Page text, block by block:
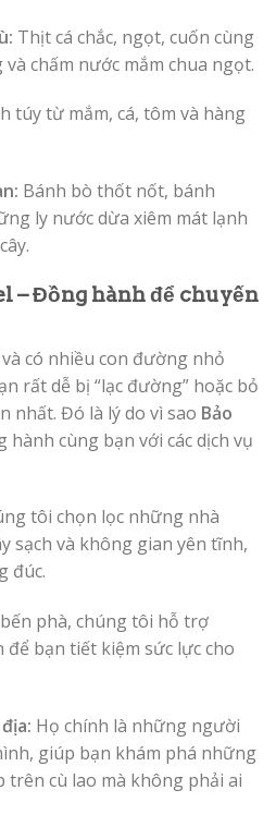
Thịt cá chắc, ngọt, cuốn cùng
chấm nước mắm chua ngọt.
túy từ mắm, cá, tôm và hàng
Bánh bò thốt nốt, bánh
ly nước dừa xiêm mát lạnh
– Đồng hành để chuyến
có nhiều con đường nhỏ
rất dễ bị “lạc đường” hoặc bỏ
nhất. Đó là lý do vì sao Bảo
hành cùng bạn với các dịch vụ
tôi chọn lọc những nhà
sạch và không gian yên tĩnh,
đúc.
phà, chúng tôi hỗ trợ
bạn tiết kiệm sức lực cho
Họ chính là những người
giúp bạn khám phá những
trên cù lao mà không phải ai